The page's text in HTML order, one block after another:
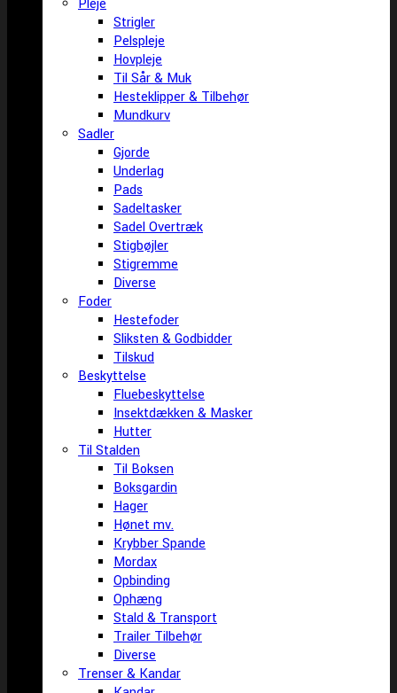
Pleje
Strigler
Pelspleje
Hovpleje
Til Sår & Muk
Hesteklipper & Tilbehør
Mundkurv
Sadler
Gjorde
Underlag
Pads
Sadeltasker
Sadel Overtræk
Stigbøjler
Stigremme
Diverse
Foder
Hestefoder
Sliksten & Godbidder
Tilskud
Beskyttelse
Fluebeskyttelse
Insektdækken & Masker
Hutter
Til Stalden
Til Boksen
Boksgardin
Hager
Hønet mv.
Krybber Spande
Mordax
Opbinding
Ophæng
Stald & Transport
Trailer Tilbehør
Diverse
Trenser & Kandar